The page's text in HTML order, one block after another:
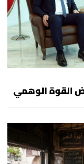
القوة الوهمي